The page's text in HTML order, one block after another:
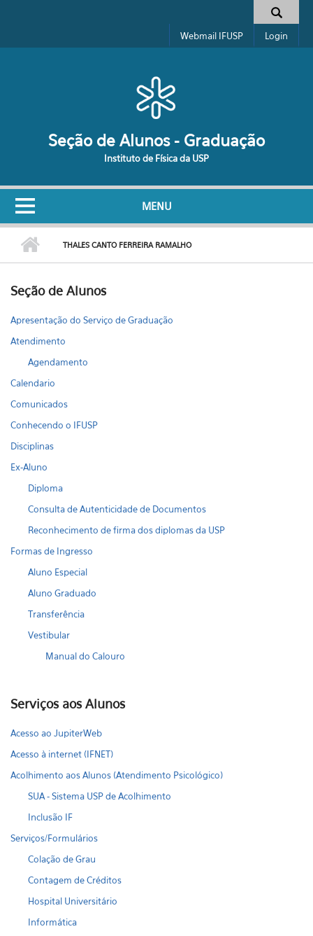
Formulário de busca
Webmail IFUSP Login
Seção de Alunos - Graduação
Instituto de Física da USP
MENU
THALES CANTO FERREIRA RAMALHO
Seção de Alunos
Apresentação do Serviço de Graduação
Atendimento
Agendamento
Calendario
Comunicados
Conhecendo o IFUSP
Disciplinas
Ex-Aluno
Diploma
Consulta de Autenticidade de Documentos
Reconhecimento de firma dos diplomas da USP
Formas de Ingresso
Aluno Especial
Aluno Graduado
Transferência
Vestibular
Manual do Calouro
Serviços aos Alunos
Acesso ao JupiterWeb
Acesso à internet (IFNET)
Acolhimento aos Alunos (Atendimento Psicológico)
SUA - Sistema USP de Acolhimento
Inclusão IF
Serviços/Formulários
Colação de Grau
Contagem de Créditos
Hospital Universitário
Informática